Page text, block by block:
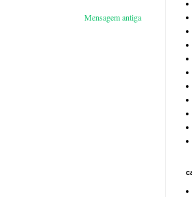
Mensagem antiga